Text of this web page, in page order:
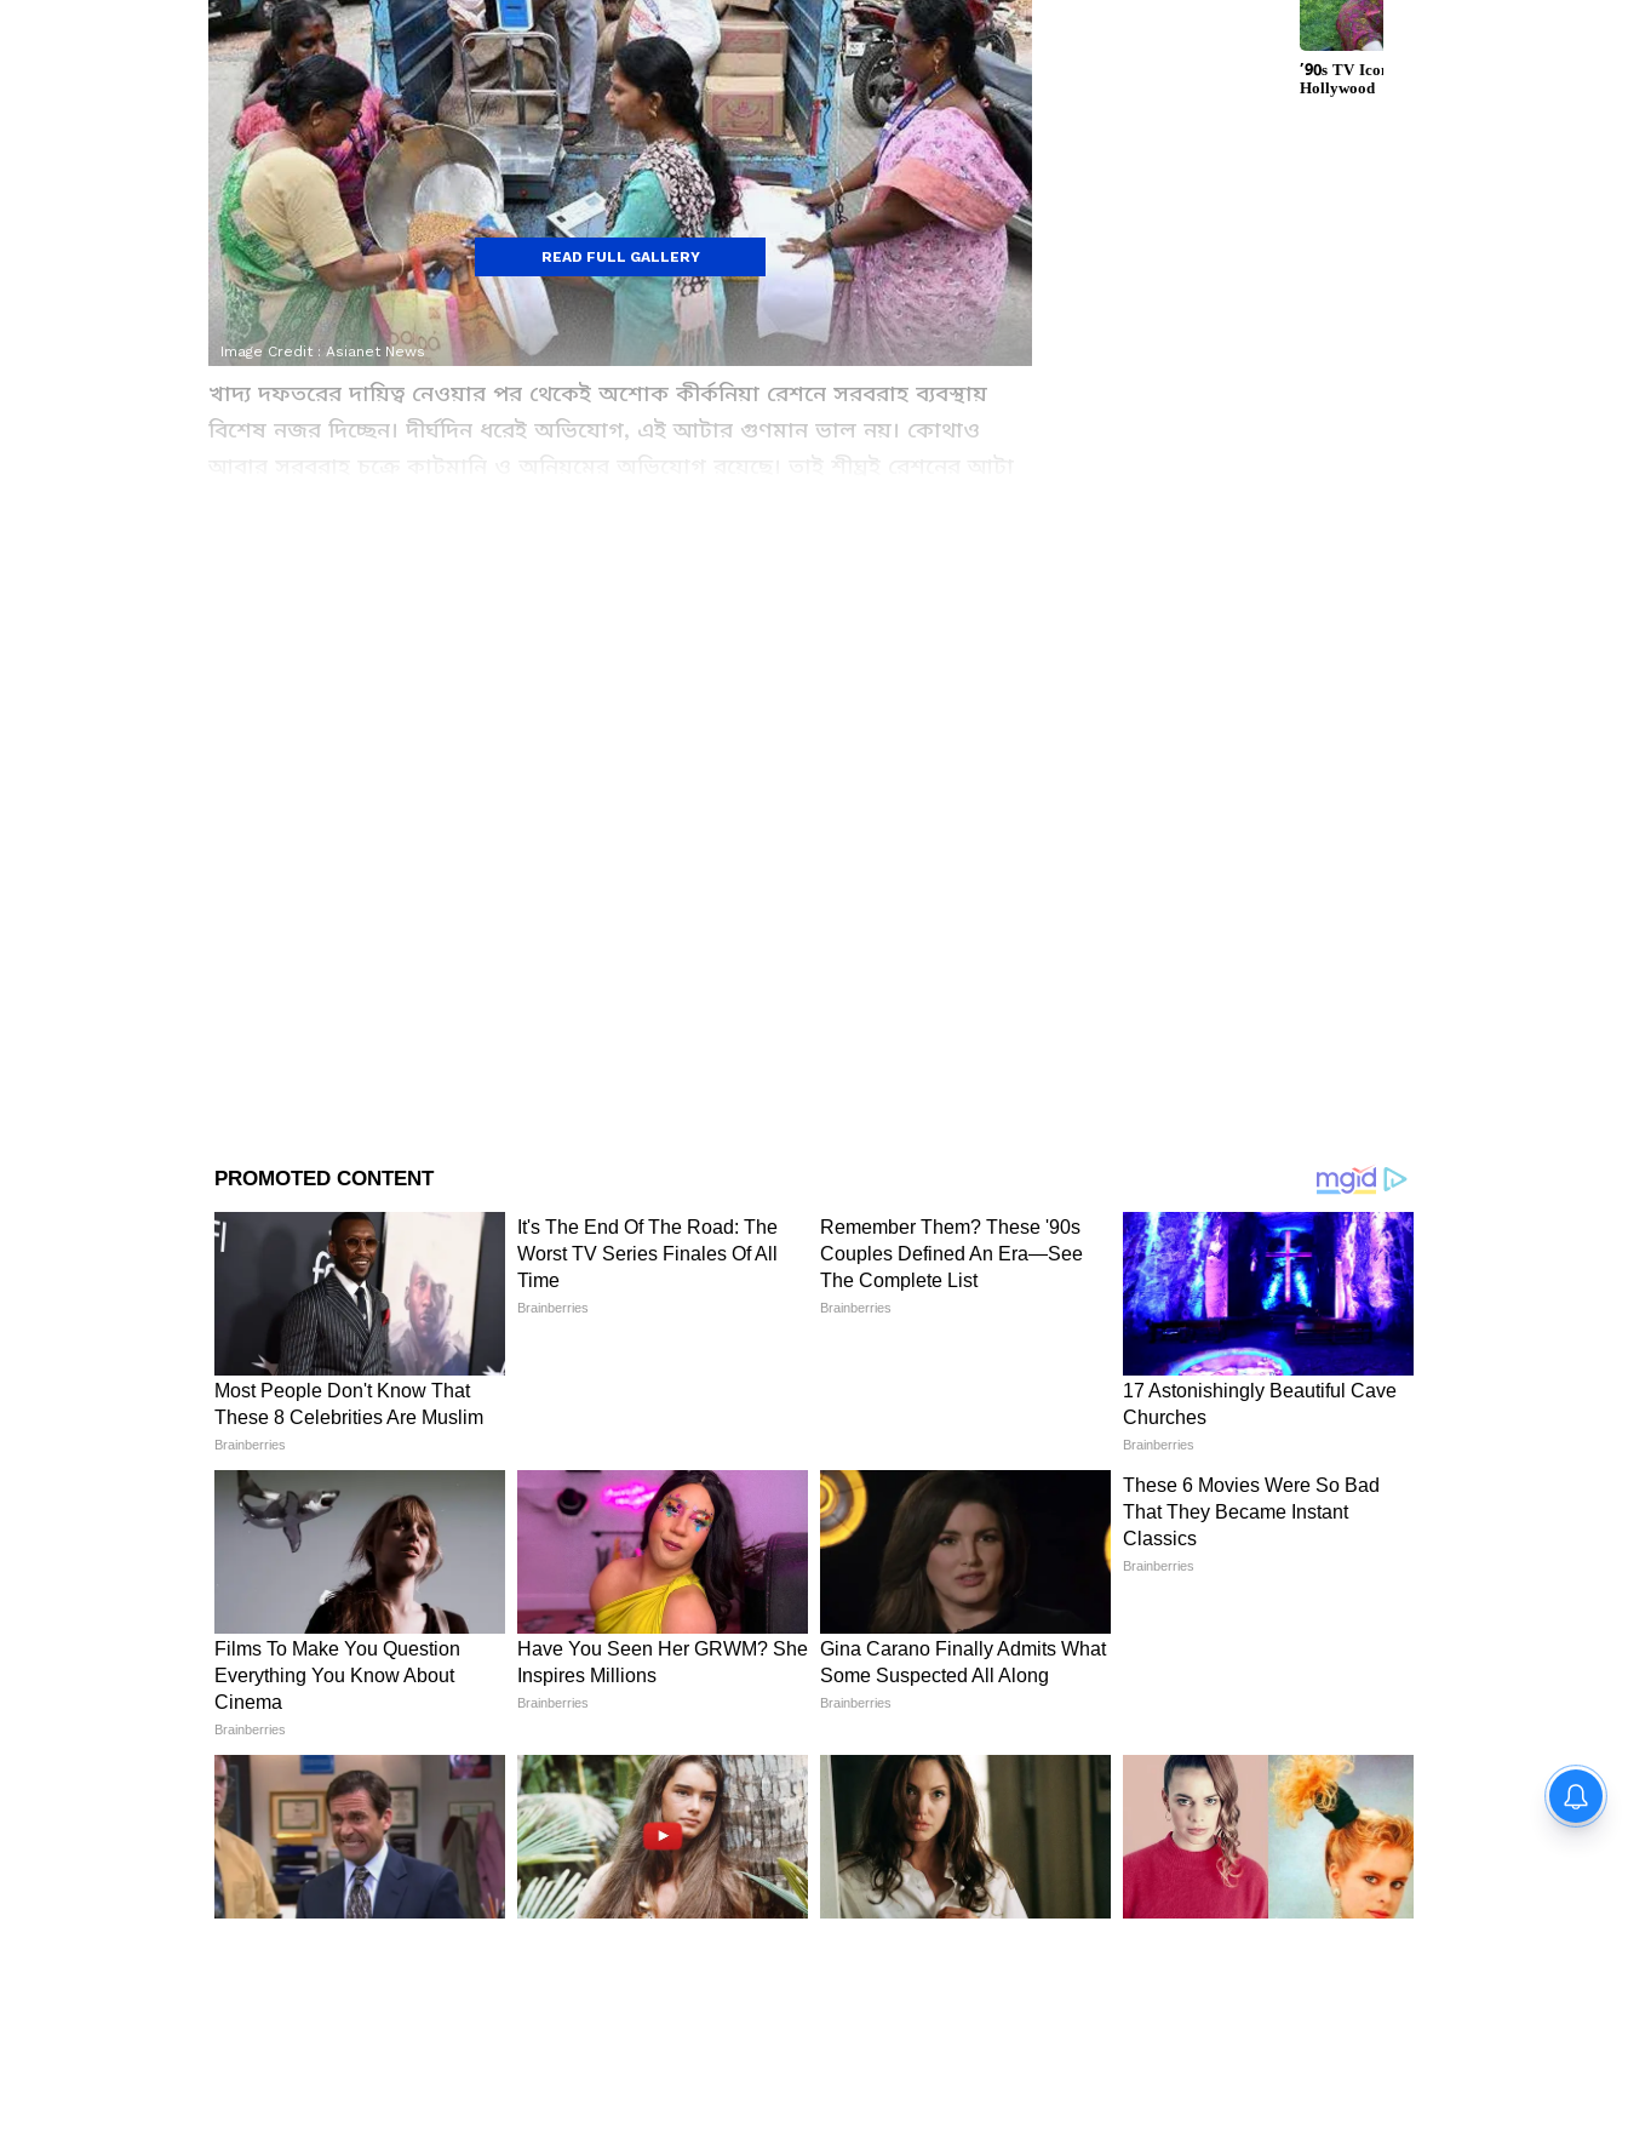
Image Credit : Asianet News
খাদ্য দফতরের দায়িত্ব নেওয়ার পর থেকেই অশোক কীর্কনিয়া রেশনে সরবরাহ ব্যবস্থায়
বিশেষ নজর দিচ্ছেন। দীর্ঘদিন ধরেই অভিযোগ, এই আটার গুণমান ভাল নয়। কোথাও
আবার সরবরাহ চক্রে কাটমানি ও অনিয়মের অভিযোগ রয়েছে। তাই শীঘ্রই রেশনের আটা
জাতীয় খাদ্য সুরক্ষা আইনের আওতায় কোটি কোটি মানুষ ভর্তুকিযুক্ত খাদ্যশস্য পান রেশন
ব্যবস্থার মাধ্যমে। চাল, গম ও আটা সংগ্রহ, সংরক্ষণ, মিলিং, পরিবহণ এবং শেষ পর্যন্ত
রেশন দোকানের মাধ্যমে উপভোক্তার হাতে পৌঁছে দেওয়া হয়। পুরো প্রক্রিয়াটাই চলে খাদ্য
দফতরের নিয়ন্ত্রণে।
4
Image Credit :Asianet News
সাধারণ মানুষের অভিযোগ, কোথাও নিম্নমানের গম থেকে আটা তৈরি হচ্ছে, কোথাও
READ FULL GALLERY